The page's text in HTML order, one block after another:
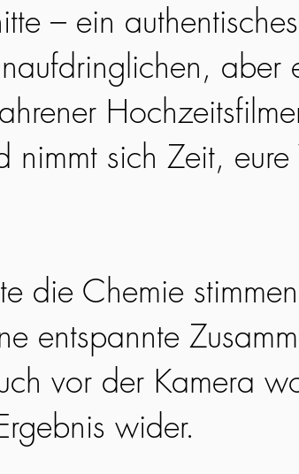
– ein
aber
nimmt sich Zeit,
die Chemie
entspannte
vor der Kamera
wider.